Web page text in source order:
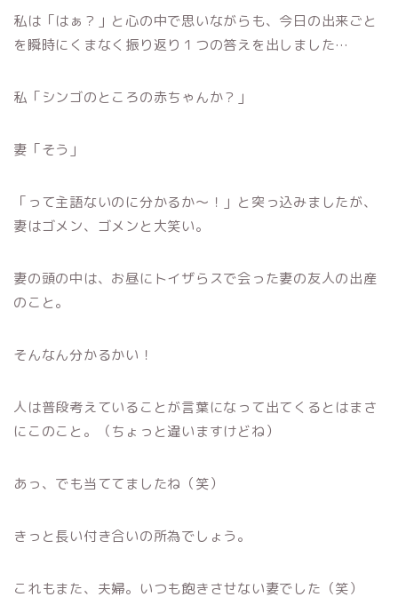
私は「はぁ？」と心の中で思いながらも、今日の出来ごと
を瞬時にくまなく振り返り１つの答えを出しました…
私「シンゴのところの赤ちゃんか？」
妻「そう」
「って主語ないのに分かるか〜！」と突っ込みましたが、
妻はゴメン、ゴメンと大笑い。
妻の頭の中は、お昼にトイザらスで会った妻の友人の出産
のこと。
そんなん分かるかい！
人は普段考えていることが言葉になって出てくるとはまさ
にこのこと。（ちょっと違いますけどね）
あっ、でも当ててましたね（笑）
きっと長い付き合いの所為でしょう。
これもまた、夫婦。いつも飽きさせない妻でした（笑）